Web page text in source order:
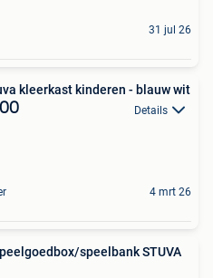
31 jul 26
kleerkast kinderen - blauw wit
Details
4 mrt 26
speelbank STUVA